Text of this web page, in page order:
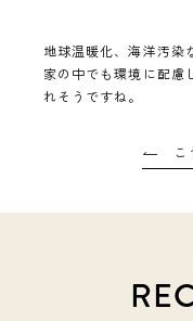
地球温暖化、海洋汚染
家の中でも環境に配慮
れそうですね。